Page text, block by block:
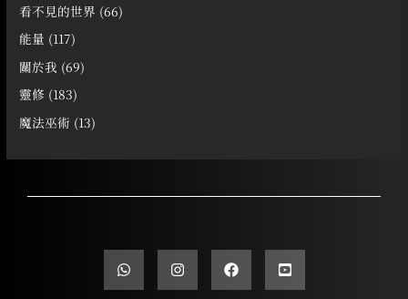
看不見的世界 (66)
能量 (117)
關於我 (69)
靈修 (183)
魔法巫術 (13)